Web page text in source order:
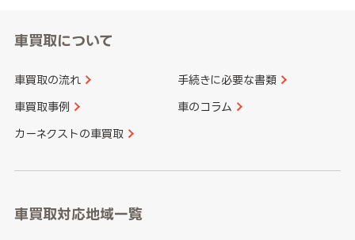
車買取について
車買取の流れ 手続きに必要な書類
車買取事例 車のコラム
カーネクストの車買取
車買取対応地域一覧